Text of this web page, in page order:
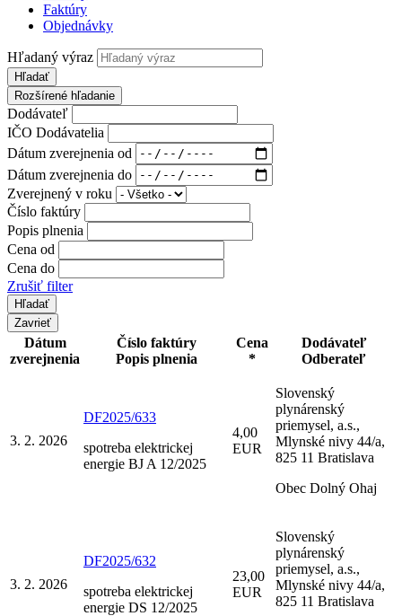
Faktúry
Objednávky
Hľadaný výraz
Hľadať
Rozšírené hľadanie
Dodávateľ
IČO Dodávatelia
Dátum zverejnenia od
Dátum zverejnenia do
Zverejnený v roku
Číslo faktúry
Popis plnenia
Cena od
Cena do
Zrušiť filter
Zavrieť
Dátum
zverejnenia
Číslo faktúry
Popis plnenia
Cena
*
Dodávateľ
Odberateľ
3. 2. 2026
DF2025/633
spotreba elektrickej
energie BJ A 12/2025
4,00
EUR
Slovenský
plynárenský
priemysel, a.s.,
Mlynské nivy 44/a,
825 11 Bratislava
Obec Dolný Ohaj
3. 2. 2026
DF2025/632
spotreba elektrickej
energie DS 12/2025
23,00
EUR
Slovenský
plynárenský
priemysel, a.s.,
Mlynské nivy 44/a,
825 11 Bratislava